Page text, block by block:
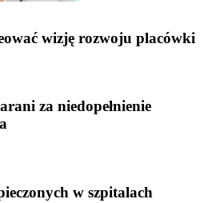
wizję rozwoju placówki
za niedopełnienie
w szpitalach